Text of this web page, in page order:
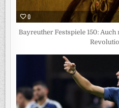
0
Bayreuther Festspiele 150: